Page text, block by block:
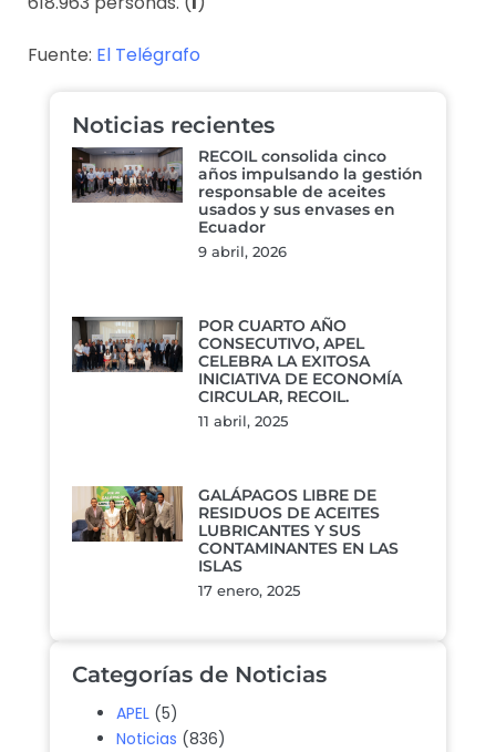
Fuente: El Telégrafo
Noticias recientes
RECOIL consolida cinco
años impulsando la gestión
responsable de aceites
usados y sus envases en
Ecuador
9 abril, 2026
POR CUARTO AÑO
CONSECUTIVO, APEL
CELEBRA LA EXITOSA
INICIATIVA DE ECONOMÍA
CIRCULAR, RECOIL.
11 abril, 2025
GALÁPAGOS LIBRE DE
RESIDUOS DE ACEITES
LUBRICANTES Y SUS
CONTAMINANTES EN LAS
ISLAS
17 enero, 2025
Categorías de Noticias
APEL (5)
Noticias (836)